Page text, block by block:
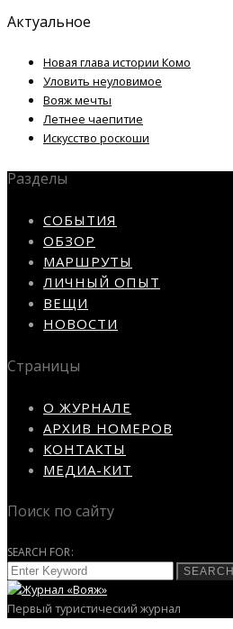
Актуальное
Новая глава истории Комо
Уловить неуловимое
Вояж мечты
Летнее чаепитие
Искусство роскоши
Разделы
СОБЫТИЯ
ОБЗОР
МАРШРУТЫ
ЛИЧНЫЙ ОПЫТ
ВЕЩИ
НОВОСТИ
Страницы
О ЖУРНАЛЕ
АРХИВ НОМЕРОВ
КОНТАКТЫ
МЕДИА-КИТ
Поиск по сайту
SEARCH FOR:
SEARCH
Первый туристический журнал